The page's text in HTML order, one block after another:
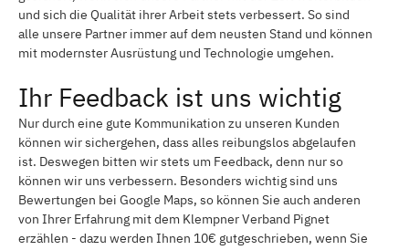
und sich die Qualität ihrer Arbeit stets verbessert. So sind
alle unsere Partner immer auf dem neusten Stand und können
mit modernster Ausrüstung und Technologie umgehen.
Ihr Feedback ist uns wichtig
Nur durch eine gute Kommunikation zu unseren Kunden
können wir sichergehen, dass alles reibungslos abgelaufen
ist. Deswegen bitten wir stets um Feedback, denn nur so
können wir uns verbessern. Besonders wichtig sind uns
Bewertungen bei Google Maps, so können Sie auch anderen
von Ihrer Erfahrung mit dem Klempner Verband Pignet
erzählen - dazu werden Ihnen 10€ gutgeschrieben, wenn Sie